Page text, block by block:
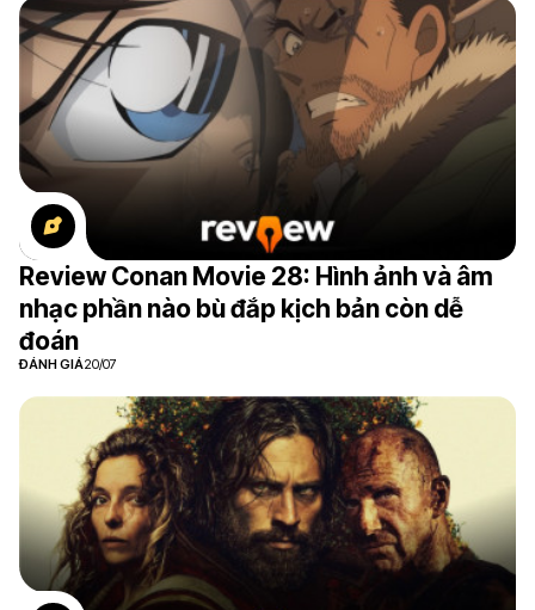
Review Conan Movie 28: Hình ảnh và âm
nhạc phần nào bù đắp kịch bản còn dễ
đoán
ĐÁNH GIÁ20/07